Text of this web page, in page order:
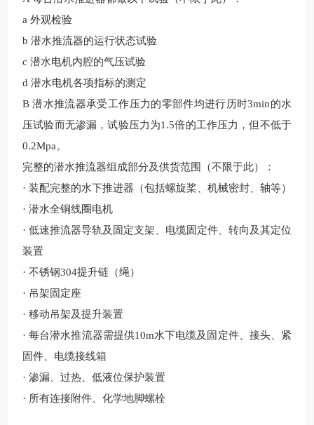
a 外观检验
b 潜水推流器的运行状态试验
c 潜水电机内腔的气压试验
d 潜水电机各项指标的测定
B潜水推流器承受工作压力的零部件均进行历时3min的水
压试验而无渗漏，试验压力为1.5倍的工作压力，但不低于
0.2Mpa。
完整的潜水推流器组成部分及供货范围（不限于此）：
· 装配完整的水下推进器（包括螺旋桨、机械密封、轴等）
· 潜水全铜线圈电机
· 低速推流器导轨及固定支架、电缆固定件、转向及其定位
装置
· 不锈钢304提升链（绳）
· 吊架固定座
· 移动吊架及提升装置
· 每台潜水推流器需提供10m水下电缆及固定件、接头、紧
固件、电缆接线箱
· 渗漏、过热、低液位保护装置
· 所有连接附件、化学地脚螺栓